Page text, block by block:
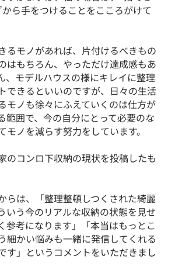
ら手をつけることをこころがけて
るモノがあれば、片付けるべきもの
はもちろん、やっただけ達成感もあ
、モデルハウスの様にキレイに整理
できるといいのですが、日々の生活
モノも徐々にふえていくのは仕方が
範囲で、今の自分にとって必要のな
モノを減らす努力をしています。
のコンロ下収納の現状を投稿したも
らは、「整理整頓しつくされた綺麗
いう今のリアルな収納の状態を見せ
参考になります」「本当はもっとこ
細かい悩みも一緒に発信してくれる
す」というコメントをいただきまし